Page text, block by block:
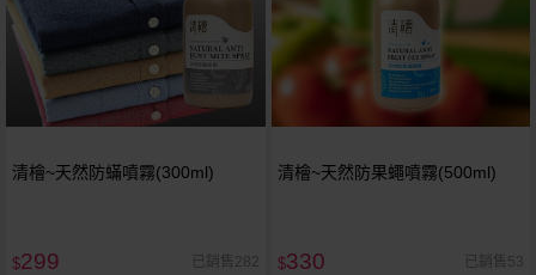
清檜~天然防蟎噴霧(300ml)
$299 已銷售282
清檜~天然防果蠅噴霧(500ml)
$330 已銷售53